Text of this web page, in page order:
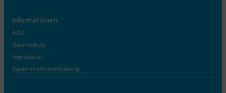
Informationen
AGB
Datenschutz
Impressum
Barrierefreiheitserklärung